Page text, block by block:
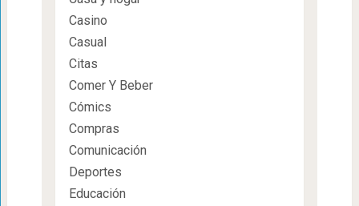
Casino
Casual
Citas
Comer Y Beber
Cómics
Compras
Comunicación
Deportes
Educación